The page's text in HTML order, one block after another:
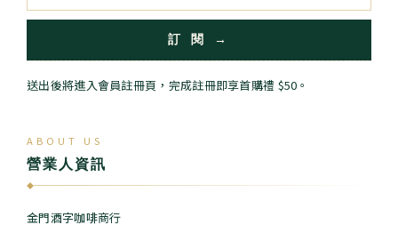
訂 閱 →
送出後將進入會員註冊頁，完成註冊即享首購禮 $50。
ABOUT US
營業人資訊
◆
金門酒字咖啡商行